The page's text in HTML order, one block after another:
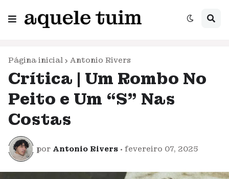
Página inicial Antonio Rivers
Crítica | Um Rombo No
Peito e Um “S” Nas
Costas
por Antonio Rivers • fevereiro 07, 2025